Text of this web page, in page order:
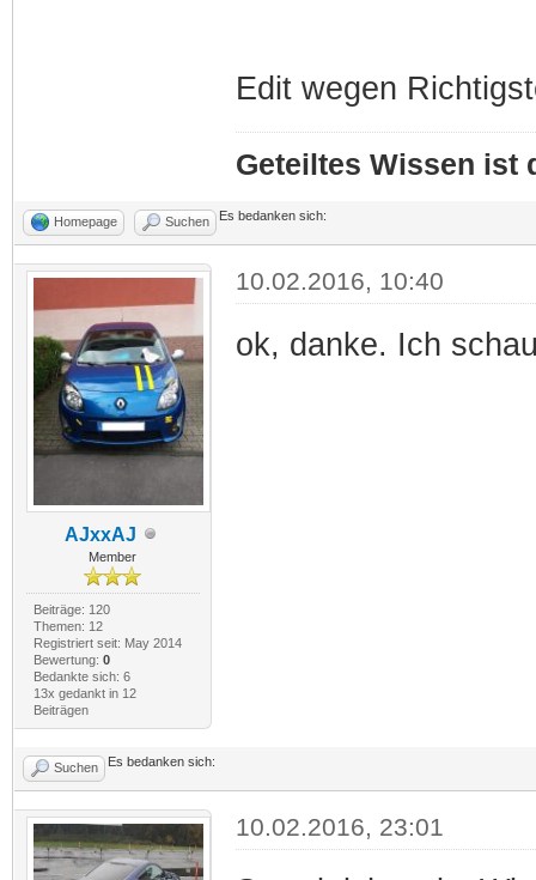
Edit wegen
Geteiltes Wissen ist
Homepage Suchen Es bedanken sich:
AJxxAJ
Member
Beiträge: 120
Themen: 12
Registriert seit: May 2014
Bewertung: 0
Bedankte sich: 6
13x gedankt in 12
Beiträgen
10.02.2016, 10:40
ok, danke. Ich
Suchen Es bedanken sich:
10.02.2016, 23:01